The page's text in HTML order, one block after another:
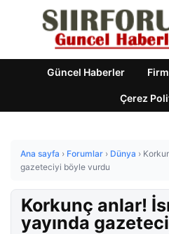
Güncel Haberler
Çerez
Ana sayfa › Forumlar › Dünya ›
gazeteciyi böyle vurdu
Korkunç anlar!
yayında